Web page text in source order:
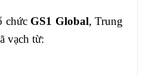
chức GS1 Global, Trung
vạch từ: